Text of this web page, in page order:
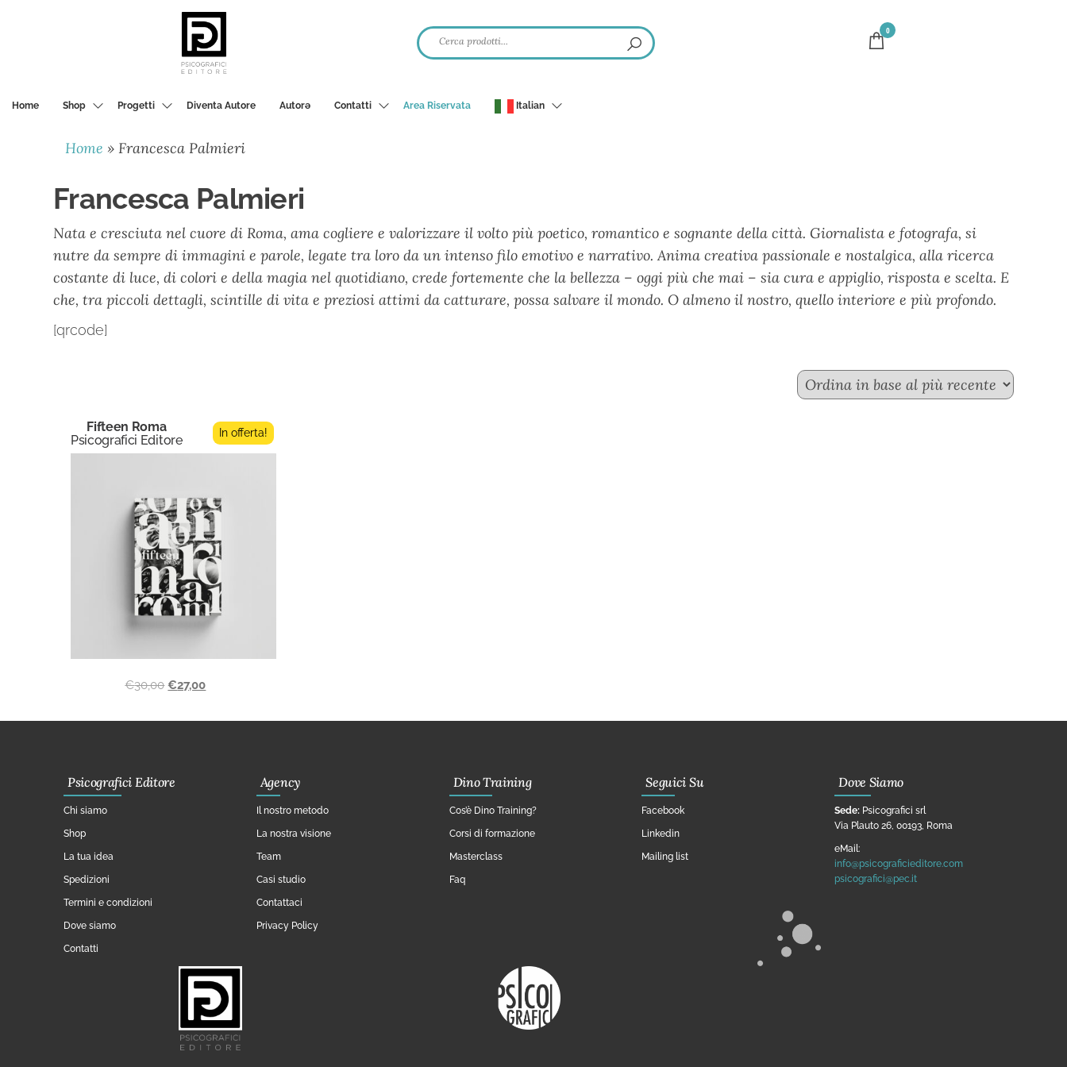
0
Home Shop Progetti Diventa Autore Autorә Contatti Area Riservata Italian
Home »Francesca Palmieri
Francesca Palmieri
Nata e cresciuta nel cuore di Roma, ama cogliere e valorizzare il volto più poetico, romantico e sognante della città. Giornalista e fotografa, si
nutre da sempre di immagini e parole, legate tra loro da un intenso filo emotivo e narrativo. Anima creativa passionale e nostalgica, alla ricerca
costante di luce, di colori e della magia nel quotidiano, crede fortemente che la bellezza – oggi più che mai – sia cura e appiglio, risposta e scelta. E
che, tra piccoli dettagli, scintille di vita e preziosi attimi da catturare, possa salvare il mondo. O almeno il nostro, quello interiore e più profondo.
[qrcode]
Fifteen Roma
Psicografici Editore
In offerta!
€30,00 €27,00
Psicografici Editore
Chi siamo
Shop
La tua idea
Spedizioni
Termini e condizioni
Dove siamo
Contatti
Agency
Il nostro metodo
La nostra visione
Team
Casi studio
Contattaci
Privacy Policy
Dino Training
Cos’è Dino Training?
Corsi di formazione
Masterclass
Faq
Seguici Su
Facebook
Linkedin
Mailing list
Dove Siamo
Sede: Psicografici srl
Via Plauto 26, 00193, Roma
eMail:
info@psicograficieditore.com
psicografici@pec.it